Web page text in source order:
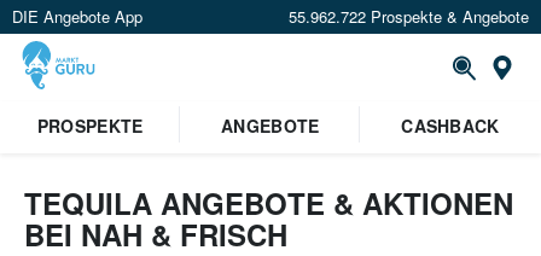
DIE Angebote App 55.962.722 Prospekte & Angebote
Standort festlegen
PROSPEKTE ANGEBOTE CASHBACK
TEQUILA ANGEBOTE & AKTIONEN
BEI NAH & FRISCH